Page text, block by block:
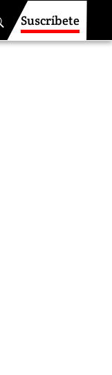
Suscríbete